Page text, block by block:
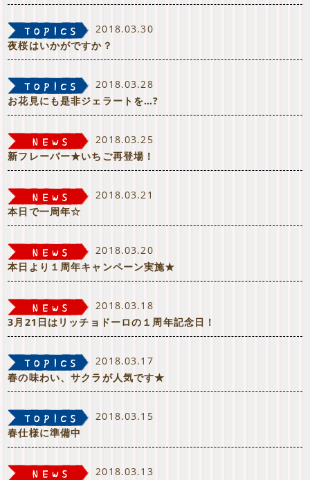
2018.03.30
夜桜はいかがですか？
2018.03.28
お花見にも是非ジェラートを…?
2018.03.25
新フレーバー★いちご再登場！
2018.03.21
本日で一周年☆
2018.03.20
本日より１周年キャンペーン実施★
2018.03.18
3月21日はリッチョドーロの１周年記念日！
2018.03.17
春の味わい、サクラが人気です★
2018.03.15
春仕様に準備中
2018.03.13